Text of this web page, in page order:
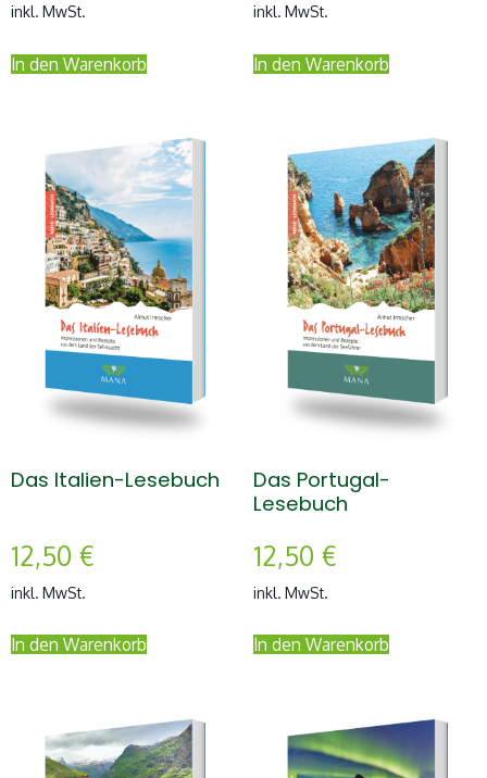
inkl. MwSt.
In den Warenkorb
inkl. MwSt.
In den Warenkorb
Das Italien-Lesebuch
12,50 €
inkl. MwSt.
In den Warenkorb
Das Portugal-
Lesebuch
12,50 €
inkl. MwSt.
In den Warenkorb